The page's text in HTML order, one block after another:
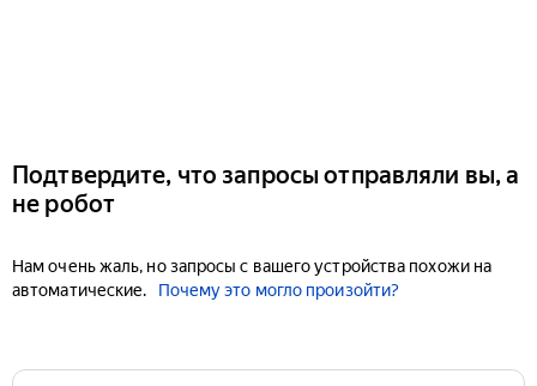
Подтвердите, что запросы отправляли вы, а
не робот
Нам очень жаль, но запросы с вашего устройства похожи на
автоматические.
Почему это могло произойти?